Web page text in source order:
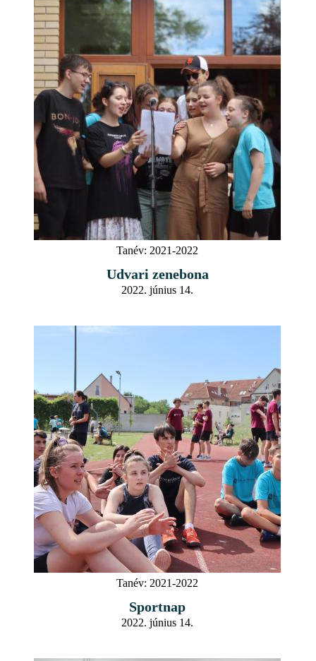
Tanév: 2021-2022
Udvari zenebona
2022. június 14.
Tanév: 2021-2022
Sportnap
2022. június 14.